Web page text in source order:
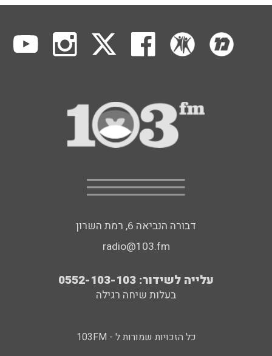
דבורה הנביאה 6, רמת השרון
radio@103.fm
עלייה לשידור: 0552-103-103
בעלות שיחה רגילה
כל הזכויות שמורות ל - 103FM